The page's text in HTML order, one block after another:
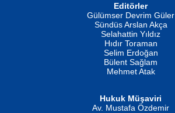
İSMAİL OKUTAN
Erkeklerin Kahrolması Ne Demektir
Evvel Zaman Tanrıçası...
Editörler
Gülümser Devrim Güler
Sündüs Arslan Akça
Selahattin Yıldız
Hıdır Toraman
Selim Erdoğan
Bülent Sağlam
Mehmet Atak
Hukuk Müşaviri
Av. Mustafa Özdemir